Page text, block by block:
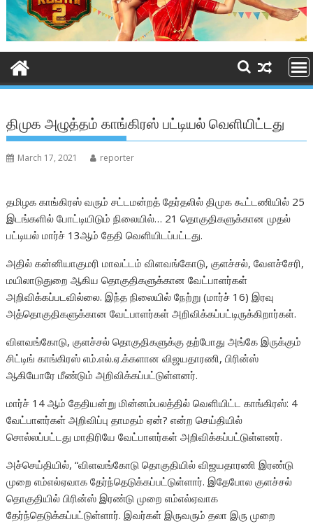
திமுக அழுத்தம் காங்கிரஸ் பட்டியல் வெளியிட்டது
March 17, 2021 reporter
தமிழக காங்கிரஸ் வரும் சட்டமன்றத் தேர்தலில் திமுக கூட்டணியில் 25
இடங்களில் போட்டியிடும் நிலையில்… 21 தொகுதிகளுக்கான முதல்
பட்டியல் மார்ச் 13ஆம் தேதி வெளியிடப்பட்டது.
அதில் கன்னியாகுமரி மாவட்டம் விளவங்கோடு, குளச்சல், வேளச்சேரி,
மயிலாடுதுறை ஆகிய தொகுதிகளுக்கான வேட்பாளர்கள்
அறிவிக்கப்படவில்லை. இந்த நிலையில் நேற்று (மார்ச் 16) இரவு
அத்தொகுதிகளுக்கான வேட்பாளர்கள் அறிவிக்கப்பட்டிருக்கிறார்கள்.
விளவங்கோடு, குளச்சல் தொகுதிகளுக்கு தற்போது அங்கே இருக்கும்
சிட்டிங் காங்கிரஸ் எம்.எல்.ஏ.க்களான விஜயதாரணி, பிரின்ஸ்
ஆகியோரே மீண்டும் அறிவிக்கப்பட்டுள்ளனர்.
மார்ச் 14 ஆம் தேதியன்று மின்னம்பலத்தில் வெளியிட்ட காங்கிரஸ்: 4
வேட்பாளர்கள் அறிவிப்பு தாமதம் ஏன்? என்ற செய்தியில்
சொல்லப்பட்டது மாதிரியே வேட்பாளர்கள் அறிவிக்கப்பட்டுள்ளனர்.
அச்செய்தியில், “விளவங்கோடு தொகுதியில் விஜயதாரணி இரண்டு
முறை எம்எல்ஏவாக தேர்ந்தெடுக்கப்பட்டுள்ளார். இதேபோல குளச்சல்
தொகுதியில் பிரின்ஸ் இரண்டு முறை எம்எல்ஏவாக
தேர்ந்தெடுக்கப்பட்டுள்ளார். இவர்கள் இருவரும் தலா இரு முறை